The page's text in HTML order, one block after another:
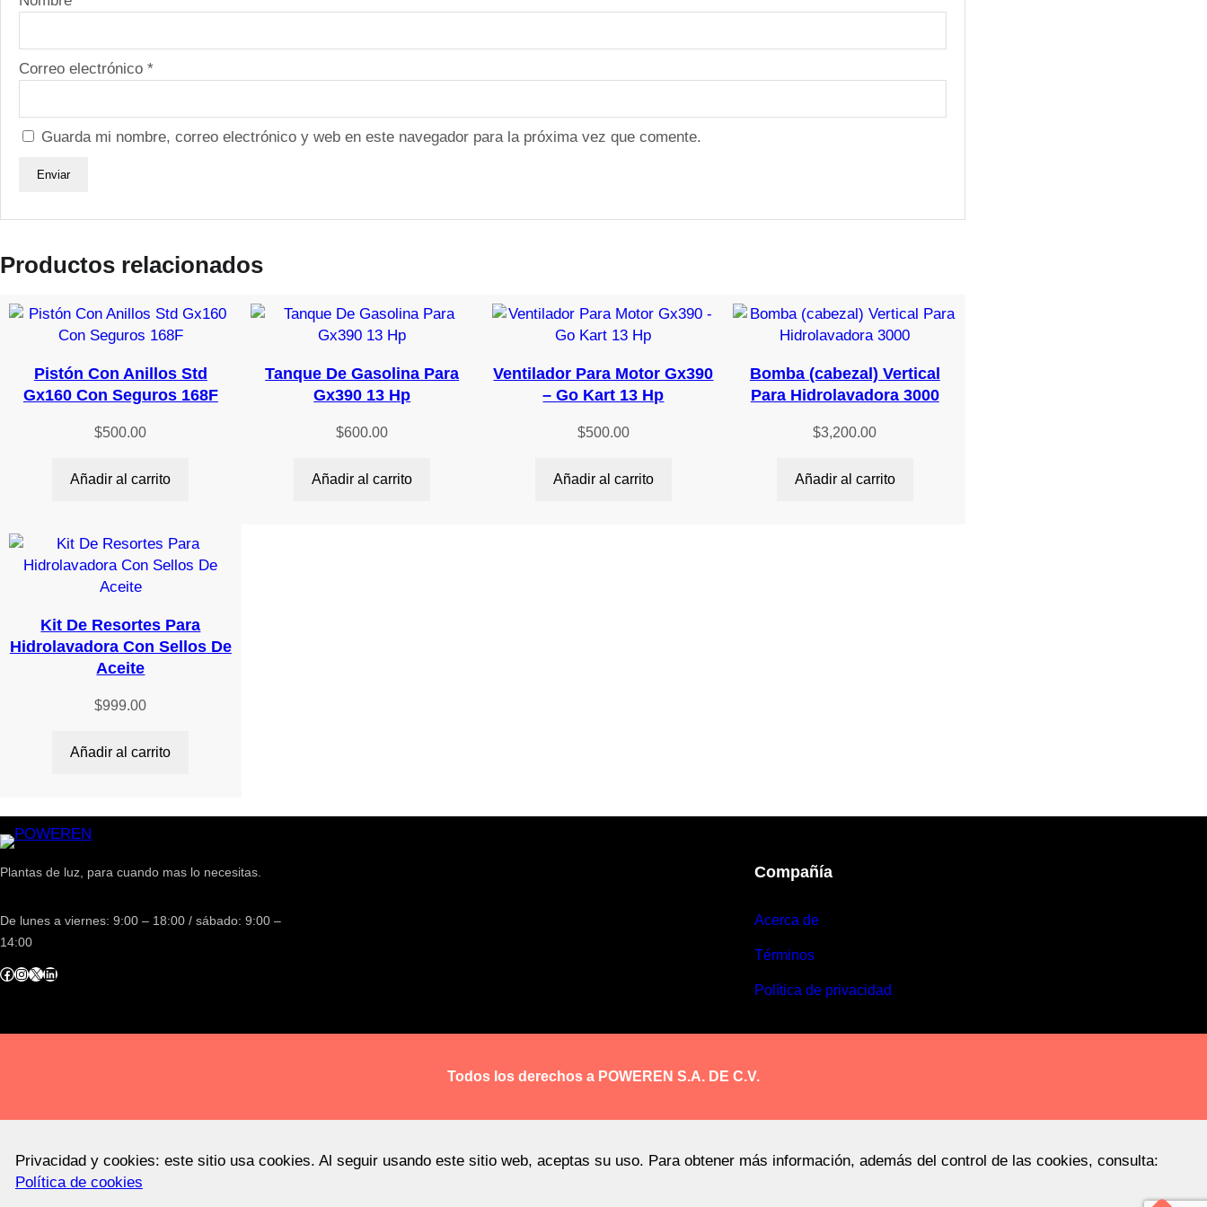
o
c
n
t
Correo electrónico *
Guarda mi nombre, correo electrónico y web en este navegador para la próxima vez que comente.
Productos relacionados
Pistón Con Anillos Std
Gx160 Con Seguros 168F
$500.00
Añadir al carrito
Tanque De Gasolina Para
Gx390 13 Hp
$600.00
Añadir al carrito
Ventilador Para Motor Gx390
– Go Kart 13 Hp
$500.00
Añadir al carrito
Bomba (cabezal) Vertical
Para Hidrolavadora 3000
$3,200.00
Añadir al carrito
Kit De Resortes Para
Hidrolavadora Con Sellos De
Aceite
$999.00
Añadir al carrito
Plantas de luz, para cuando mas lo necesitas.
De lunes a viernes: 9:00 – 18:00 / sábado: 9:00 –
14:00
Facebook InstagramX LinkedIn
Compañía
Acerca de
Términos
Política de privacidad
Todos los derechos a POWEREN S.A. DE C.V.
Privacidad y cookies: este sitio usa cookies. Al seguir usando este sitio web, aceptas su uso. Para obtener más información, además del control de las cookies, consulta:
Política de cookies